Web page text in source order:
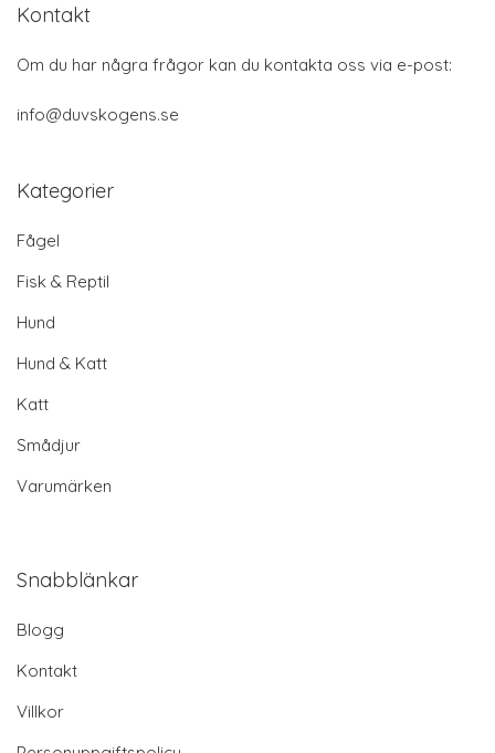
Kontakt
Om du har några frågor kan du kontakta oss via e-post:
info@duvskogens.se
Kategorier
Fågel
Fisk & Reptil
Hund
Hund & Katt
Katt
Smådjur
Varumärken
Snabblänkar
Blogg
Kontakt
Villkor